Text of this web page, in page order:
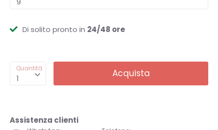
Di solito pronto in 24/48 ore
Quantità
1 Acquista
Assistenza clienti